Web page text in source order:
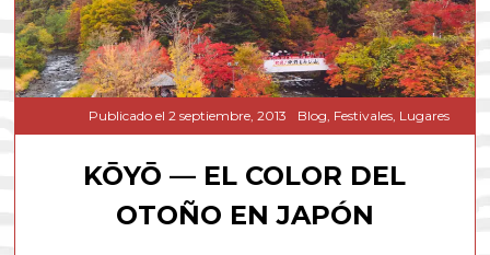
Publicado el 2 septiembre, 2013 Blog Festivales, Lugares
KŌYŌ — EL COLOR DEL
OTOÑO EN JAPÓN